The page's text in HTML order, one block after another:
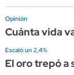
Opinión
Cuánta vida
Escaló un 2,4%
El oro trepó a